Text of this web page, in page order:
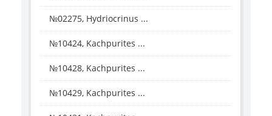
№02275, Hydriocrinus ...
№10424, Kachpurites ...
№10428, Kachpurites ...
№10429, Kachpurites ...